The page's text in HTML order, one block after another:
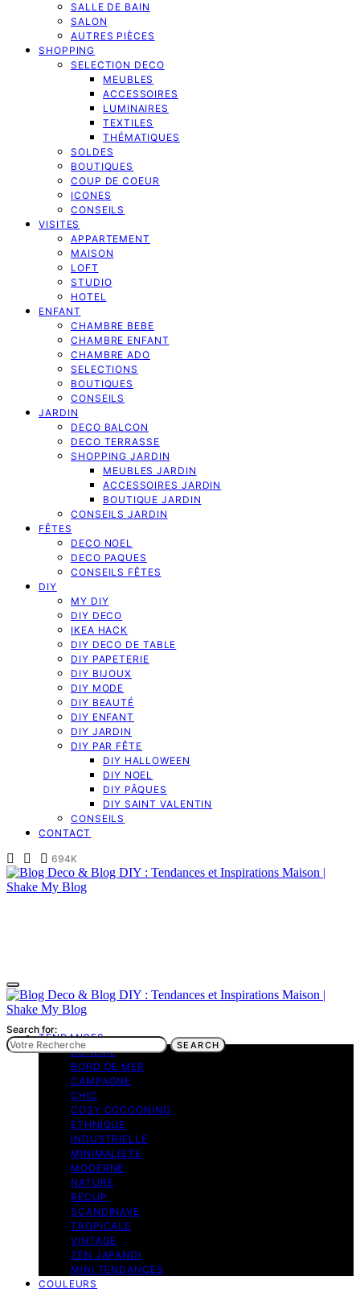
SALLE DE BAIN
SALON
AUTRES PIÈCES
SHOPPING
SELECTION DECO
MEUBLES
ACCESSOIRES
LUMINAIRES
TEXTILES
THÉMATIQUES
SOLDES
BOUTIQUES
COUP DE COEUR
ICONES
CONSEILS
VISITES
APPARTEMENT
MAISON
LOFT
STUDIO
HOTEL
ENFANT
CHAMBRE BEBE
CHAMBRE ENFANT
CHAMBRE ADO
SELECTIONS
BOUTIQUES
CONSEILS
JARDIN
DECO BALCON
DECO TERRASSE
SHOPPING JARDIN
MEUBLES JARDIN
ACCESSOIRES JARDIN
BOUTIQUE JARDIN
CONSEILS JARDIN
FÊTES
DECO NOEL
DECO PAQUES
CONSEILS FÊTES
DIY
MY DIY
DIY DECO
IKEA HACK
DIY DECO DE TABLE
DIY PAPETERIE
DIY BIJOUX
DIY MODE
DIY BEAUTÉ
DIY ENFANT
DIY JARDIN
DIY PAR FÊTE
DIY HALLOWEEN
DIY NOEL
DIY PÂQUES
DIY SAINT VALENTIN
CONSEILS
CONTACT
694K
TENDANCES
BOHEME
BORD DE MER
CAMPAGNE
CHIC
COSY COCOONING
ETHNIQUE
INDUSTRIELLE
MINIMALISTE
MODERNE
NATURE
RECUP
SCANDINAVE
TROPICALE
VINTAGE
ZEN JAPANDI
MINI TENDANCES
COULEURS
Search for:
SEARCH